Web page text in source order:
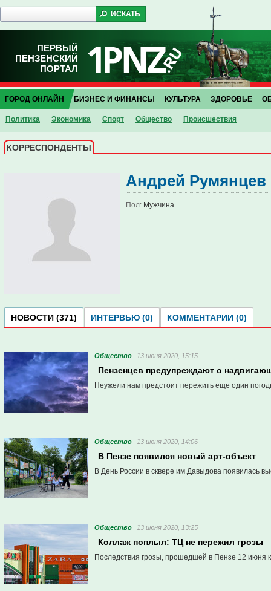
ПЕРВЫЙ
ПЕНЗЕНСКИЙ
ПОРТАЛ
ГОРОД ОНЛАЙН
Политика Экономика Спорт Общество Проиcшествия
БИЗНЕС И ФИНАНСЫ КУЛЬТУРА ЗДОРОВЬЕ
КОРРЕСПОНДЕНТЫ
Андрей Румянцев
Пол: Мужчина
НОВОСТИ (371) ИНТЕРВЬЮ (0) КОММЕНТАРИИ (0)
Общество 13 июня 2020, 15:15
Пензенцев предупреждают о
Неужели нам предстоит пережить еще один
Общество 13 июня 2020, 14:06
В Пензе появился новый арт-объект
В День России в сквере им.Давыдова появилась
Общество 13 июня 2020, 13:25
Коллаж поплыл: ТЦ не пережил грозы
Последствия грозы, прошедшей в Пензе 12 июня